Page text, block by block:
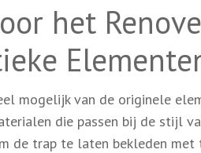
het
mogelijk van de originele
die passen bij de stijl
de trap te laten bekleden